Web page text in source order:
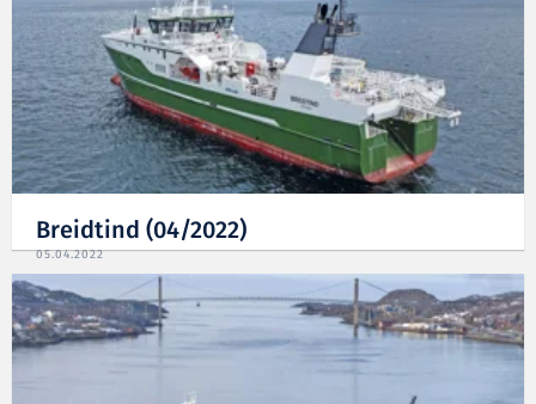
Breidtind (04/2022)
05.04.2022